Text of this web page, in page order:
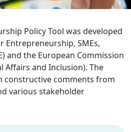
Policy Tool was developed
Entrepreneurship, SMEs,
and the European Commission
Affairs and Inclusion). The
comments from
various stakeholder